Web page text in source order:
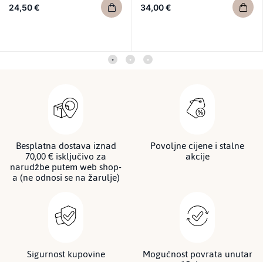
24,50 € 34,00 €
Besplatna dostava iznad
70,00 € isključivo za
narudžbe putem web shop-
a (ne odnosi se na žarulje)
Povoljne cijene i stalne
akcije
Sigurnost kupovine Mogućnost povrata unutar